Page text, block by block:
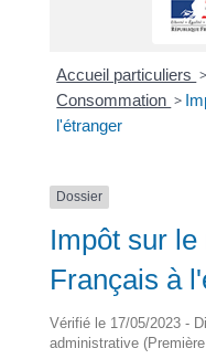
Accueil particuliers >
Consommation >
l'étranger
Dossier
Impôt sur
Français à
Vérifié le 17/05/2023 -
administrative